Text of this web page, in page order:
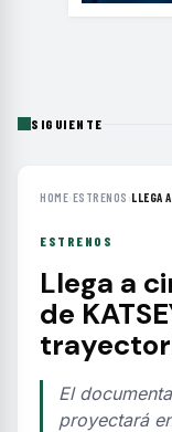
SIGUIENTE
HOME›ESTRENOS ›LLEGA
ESTRENOS
Llega a
de
El
proyectará